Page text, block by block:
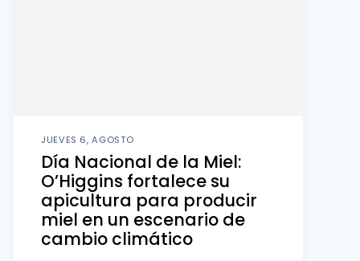
JUEVES 6, AGOSTO
Día Nacional de la Miel:
O’Higgins fortalece su
apicultura para producir
miel en un escenario de
cambio climático